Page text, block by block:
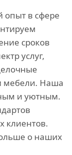
опыт в сфере
сроков
услуг,
мебели. Наша
и уютным.
клиентов.
о наших